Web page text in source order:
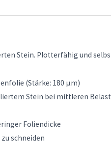
Stein. Plotterfähig und
(Stärke: 180 µm)
Stein bei mittleren
Foliendicke
schneiden